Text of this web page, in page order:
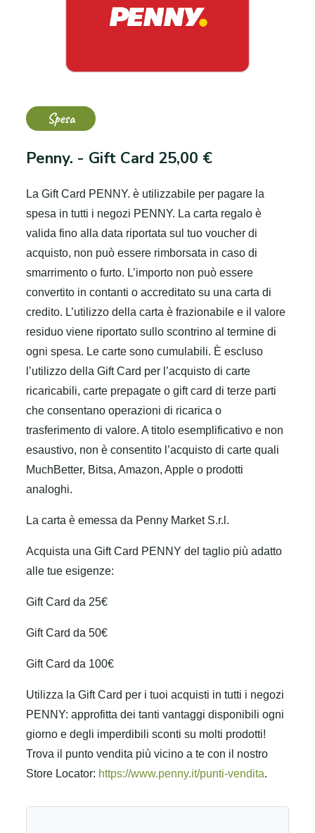
Spesa
Penny. - Gift Card 25,00 €
La Gift Card PENNY. è utilizzabile per pagare la
spesa in tutti i negozi PENNY. La carta regalo è
valida fino alla data riportata sul tuo voucher di
acquisto, non può essere rimborsata in caso di
smarrimento o furto. L’importo non può essere
convertito in contanti o accreditato su una carta di
credito. L’utilizzo della carta è frazionabile e il valore
residuo viene riportato sullo scontrino al termine di
ogni spesa. Le carte sono cumulabili. È escluso
l’utilizzo della Gift Card per l’acquisto di carte
ricaricabili, carte prepagate o gift card di terze parti
che consentano operazioni di ricarica o
trasferimento di valore. A titolo esemplificativo e non
esaustivo, non è consentito l’acquisto di carte quali
MuchBetter, Bitsa, Amazon, Apple o prodotti
analoghi.
La carta è emessa da Penny Market S.r.l.
Acquista una Gift Card PENNY del taglio più adatto
alle tue esigenze:
Gift Card da 25€
Gift Card da 50€
Gift Card da 100€
Utilizza la Gift Card per i tuoi acquisti in tutti i negozi
PENNY: approfitta dei tanti vantaggi disponibili ogni
giorno e degli imperdibili sconti su molti prodotti!
Trova il punto vendita più vicino a te con il nostro
Store Locator: https://www.penny.it/punti-vendita.